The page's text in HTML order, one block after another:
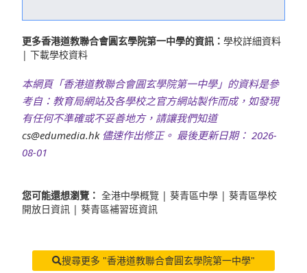
更多香港道教聯合會圓玄學院第一中學的資訊： 學校詳細資料
| 下載學校資料
本網頁「香港道教聯合會圓玄學院第一中學」的資料是參
考自：教育局網站及各學校之官方網站製作而成，如發現
有任何不準確或不妥善地方，請讓我們知道
cs@edumedia.hk儘速作出修正。 最後更新日期： 2026-
08-01
您可能還想瀏覽： 全港中學概覽 | 葵青區中學 | 葵青區學校
開放日資訊 | 葵青區補習班資訊
搜尋更多 "香港道教聯合會圓玄學院第一中學"